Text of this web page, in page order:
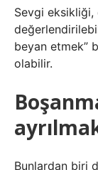
Sevgi
beyan etmek”
olabilir.
Bunlardan biri